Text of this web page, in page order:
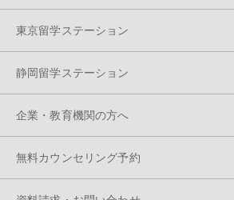
東京留学ステーション
静岡留学ステーション
企業・教育機関の方へ
無料カウンセリング予約